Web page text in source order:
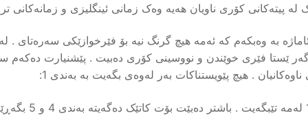
لە پیتەکانی کۆری ناویان هەیە وەک زمانی ئینگلیزی و زمانەکانی
بە وەبکەم کە ئەمە هیچ گرنگ نیە بۆ فێرخوازێکی سەرەتای .
ێستا فێری خوێندن و نووسینی کۆری دەبیت . پێشنیارت دەکەم
ناوەکانیان . هیچ پێویستناکات بەر لەوەی بگەیت بە بەندی 1: